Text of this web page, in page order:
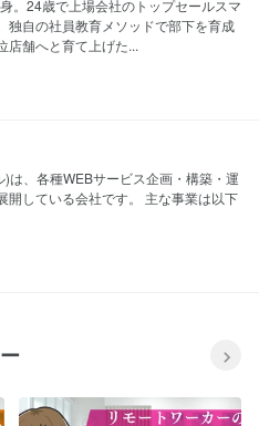
。24歳で上場会社のトップセールスマ
独自の社員教育メソッドで部下を育成
店舗へと育て上げた...
は、各種WEBサービス企画・構築・運
開している会社です。 主な事業は以下